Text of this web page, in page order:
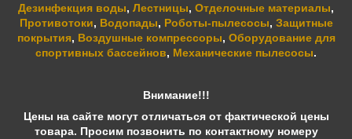
Дезинфекция воды, Лестницы, Отделочные материалы,
Противотоки, Водопады, Роботы-пылесосы, Защитные
покрытия, Воздушные компрессоры, Оборудование для
спортивных бассейнов, Механические пылесосы.
Внимание!!!
Цены на сайте могут отличаться от фактической цены
товара. Просим позвонить по контактному номеру